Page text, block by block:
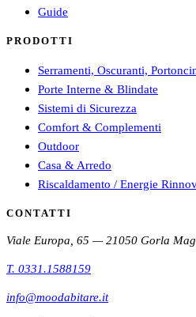
Guide
PRODOTTI
Serramenti, Oscuranti,
Porte Interne & Blindate
Sistemi di Sicurezza
Comfort & Complementi
Outdoor
Casa & Arredo
Riscaldamento / Energie
CONTATTI
Viale Europa, 65 — 21050 Gorla
T. 0331.1588159
info@moodabitare.it